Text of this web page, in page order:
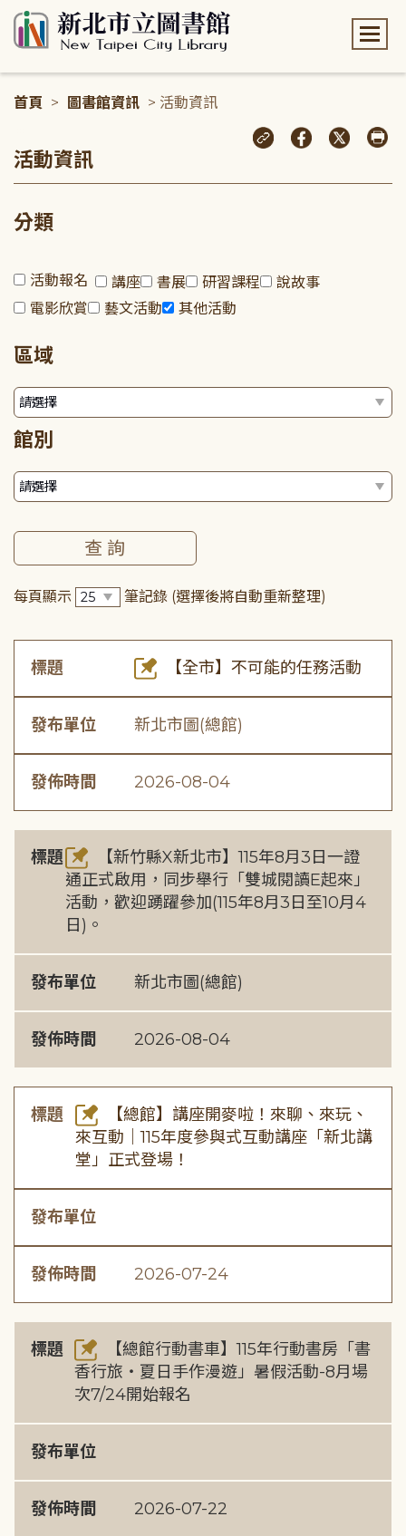
首頁 > 圖書館資訊 > 活動資訊
活動資訊
分類
活動報名 講座 書展 研習課程
說故事
電影欣賞
藝文活動 其他活動
區域
館別
每頁顯示 筆記錄 (選擇後將自動重新整理)
標題 【全市】不可能的任務活動
發布單位 新北市圖(總館)
發佈時間 2026-08-04
標題
【新竹縣X新北市】115年8月3日一證
通正式啟用，同步舉行「雙城閱讀E起來」
活動，歡迎踴躍參加(115年8月3日至10月4
日)。
發布單位 新北市圖(總館)
發佈時間 2026-08-04
標題
【總館】講座開麥啦！來聊、來玩、
來互動｜115年度參與式互動講座「新北講
堂」正式登場！
發布單位
發佈時間 2026-07-24
標題
【總館行動書車】115年行動書房「書
香行旅・夏日手作漫遊」暑假活動-8月場
次7/24開始報名
發布單位
發佈時間 2026-07-22